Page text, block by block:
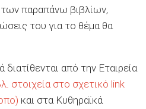
παραπάνω βιβλίων,
του για το θέμα θα
από την Εταιρεία
στοιχεία στο σχετικό link
και στα Κυθηραϊκά